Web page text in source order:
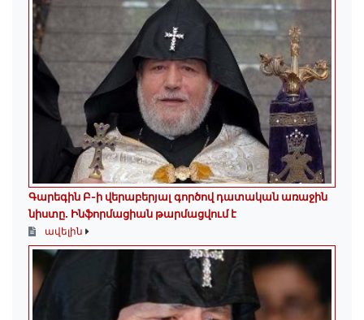
Գարեգին Բ-ի վերաբերյալ գործով դատական առաջին
նիստը․ Ինֆորմացիան թարմացվում է
ավելին